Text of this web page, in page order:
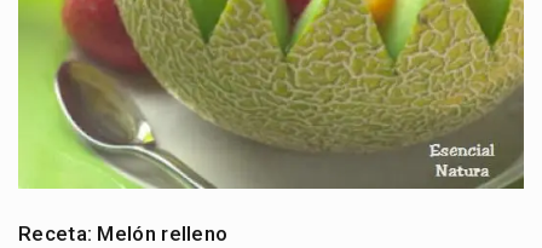
Receta: Melón relleno